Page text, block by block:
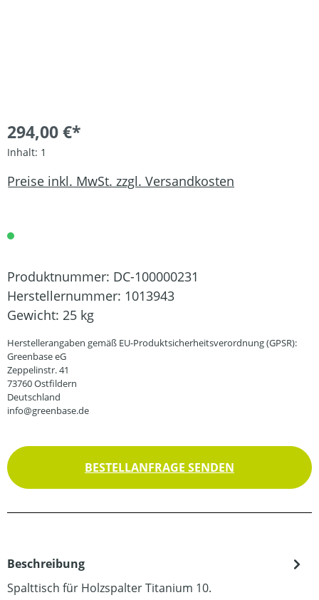
294,00 €*
Inhalt: 1
Preise inkl. MwSt. zzgl. Versandkosten
Produktnummer: DC-100000231
Herstellernummer: 1013943
Gewicht: 25 kg
Herstellerangaben gemäß EU-Produktsicherheitsverordnung (GPSR):
Greenbase eG
Zeppelinstr. 41
73760 Ostfildern
Deutschland
info@greenbase.de
BESTELLANFRAGE SENDEN
Beschreibung
Spalttisch für Holzspalter Titanium 10.